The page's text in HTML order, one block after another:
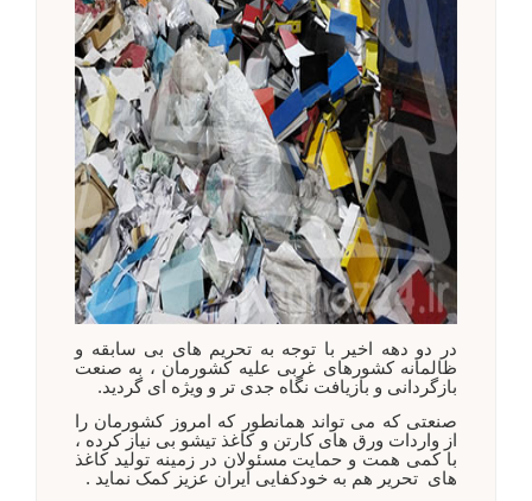
در دو دهه اخیر با توجه به تحریم های بی سابقه و
ظالمانه کشورهای غربی علیه کشورمان ، به صنعت
بازگردانی و بازیافت نگاه جدی تر و ویژه ای گردید.
صنعتی که می تواند همانطور که امروز کشورمان را
از واردات ورق های کارتن و کاغذ تیشو بی نیاز کرده ،
با کمی همت و حمایت مسئولان در زمینه تولید کاغذ
های تحریر هم به خودکفایی ایران عزیز کمک نماید .